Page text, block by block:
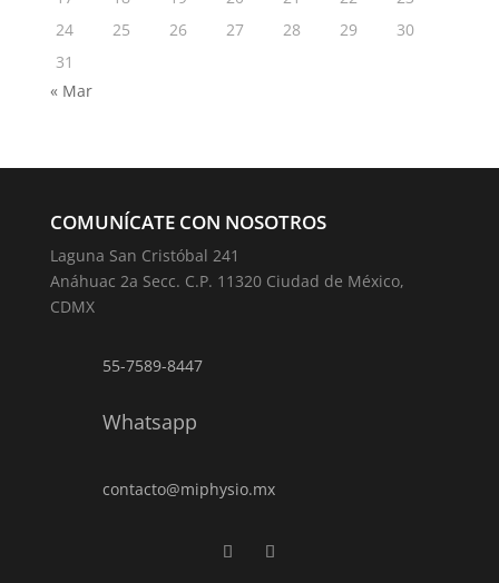
24
25 26 27 28 29
30
31
« Mar
COMUNÍCATE CON NOSOTROS
Laguna San Cristóbal 241
Anáhuac 2a Secc. C.P. 11320 Ciudad de México,
CDMX
55-7589-8447
Whatsapp
contacto@miphysio.mx